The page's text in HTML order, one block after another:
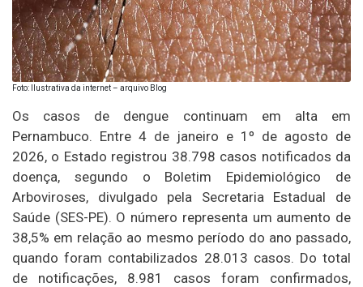
Foto: Ilustrativa da internet – arquivo Blog
Os casos de dengue continuam em alta em
Pernambuco. Entre 4 de janeiro e 1º de agosto de
2026, o Estado registrou 38.798 casos notificados da
doença, segundo o Boletim Epidemiológico de
Arboviroses, divulgado pela Secretaria Estadual de
Saúde (SES-PE). O número representa um aumento de
38,5% em relação ao mesmo período do ano passado,
quando foram contabilizados 28.013 casos. Do total
de notificações, 8.981 casos foram confirmados,